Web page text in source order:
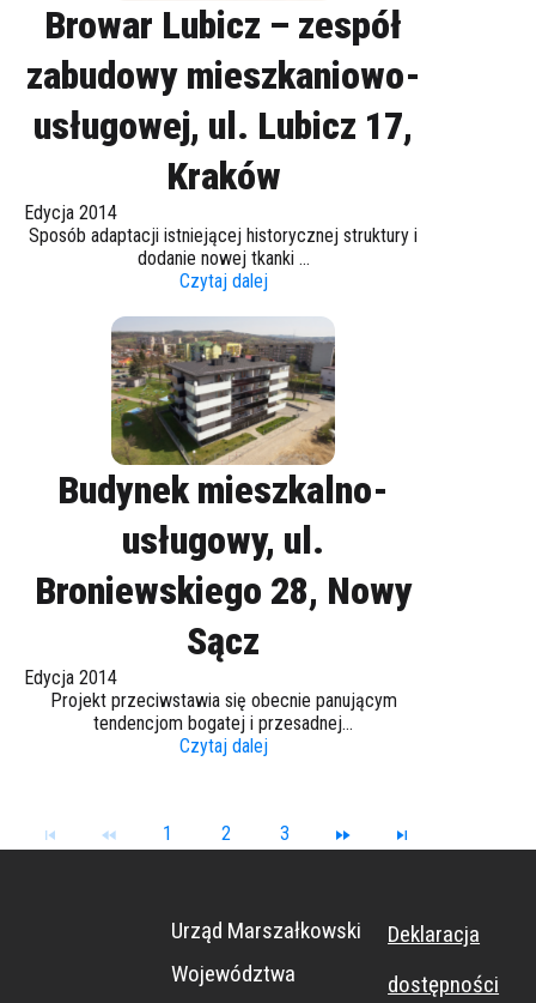
Browar Lubicz – zespół
zabudowy mieszkaniowo-
usługowej, ul. Lubicz 17,
Kraków
Edycja 2014
Sposób adaptacji istniejącej historycznej struktury i
dodanie nowej tkanki ...
Czytaj dalej
Budynek mieszkalno-
usługowy, ul.
Broniewskiego 28, Nowy
Sącz
Edycja 2014
Projekt przeciwstawia się obecnie panującym
tendencjom bogatej i przesadnej...
Czytaj dalej
1 2 3
Urząd Marszałkowski
Województwa
Deklaracja
dostępności